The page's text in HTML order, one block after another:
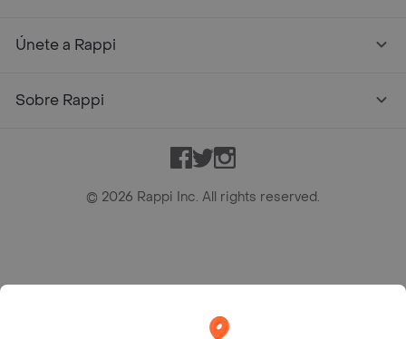
Únete a Rappi
Sobre Rappi
Facebook
TwitterInstagram
© 2026 Rappi Inc. All rights reserved.
Bogotá D.C. --- notificacionesrappi@rappi.com